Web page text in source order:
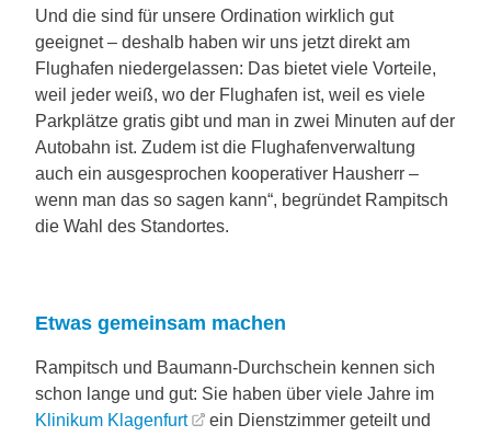
Und die sind für unsere Ordination wirklich gut
geeignet – deshalb haben wir uns jetzt direkt am
Flughafen niedergelassen: Das bietet viele Vorteile,
weil jeder weiß, wo der Flughafen ist, weil es viele
Parkplätze gratis gibt und man in zwei Minuten auf der
Autobahn ist. Zudem ist die Flughafenverwaltung
auch ein ausgesprochen kooperativer Hausherr –
wenn man das so sagen kann“, begründet Rampitsch
die Wahl des Standortes.
Etwas gemeinsam machen
Rampitsch und Baumann-Durchschein kennen sich
schon lange und gut: Sie haben über viele Jahre im
Klinikum Klagenfurt
ein Dienstzimmer geteilt und